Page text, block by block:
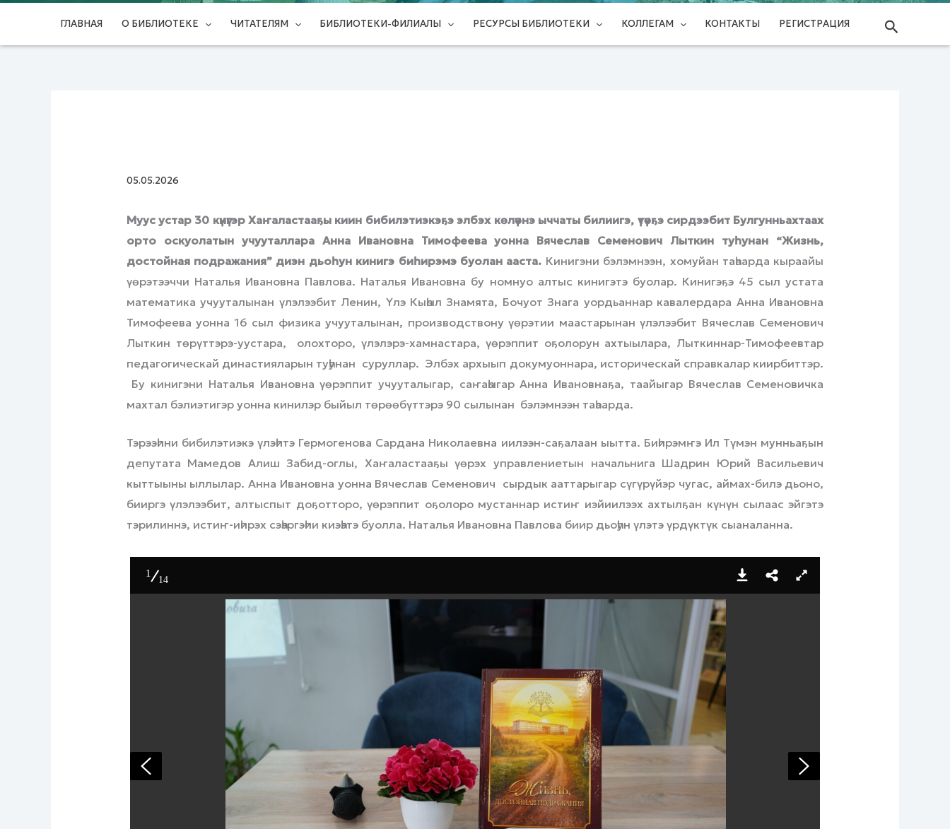
ГЛАВНАЯ О БИБЛИОТЕКЕ ЧИТАТЕЛЯМ БИБЛИОТЕКИ-ФИЛИАЛЫ РЕСУРСЫ БИБЛИОТЕКИ КОЛЛЕГАМ КОНТАКТЫ РЕГИСТРАЦИЯ Поиск
05.05.2026
Муус устар 30 күнүгэр Хаҥаластааҕы киин бибилэтиэкэҕэ элбэх көлүөнэ ыччаты билиигэ, үтүөҕэ сирдээбит Булгунньахтаах
орто оскуолатын учууталлара Анна Ивановна Тимофеева уонна Вячеслав Семенович Лыткин туһунан “Жизнь,
достойная подражания” диэн дьоһун кинигэ биһирэмэ буолан ааста. Кинигэни бэлэмнээн, хомуйан таһаарда кыраайы
үөрэтээччи Наталья Ивановна Павлова. Наталья Ивановна бу номнуо алтыс кинигэтэ буолар. Кинигэҕэ 45 сыл устата
математика учууталынан үлэлээбит Ленин, Үлэ Кыһыл Знамята, Бочуот Знага уордьаннар кавалердара Анна Ивановна
Тимофеева уонна 16 сыл физика учууталынан, производствону үөрэтии маастарынан үлэлээбит Вячеслав Семенович
Лыткин төрүттэрэ-уустара, олохторо, үлэлэрэ-хамнастара, үөрэппит оҕолорун ахтыылара, Лыткиннар-Тимофеевтар
педагогическай династияларын туһунан суруллар. Элбэх архыып докумуоннара, историческай справкалар киирбиттэр.
Бу кинигэни Наталья Ивановна үөрэппит учууталыгар, саҥаһыгар Анна Ивановнаҕа, таайыгар Вячеслав Семеновичка
махтал бэлиэтигэр уонна кинилэр быйыл төрөөбүттэрэ 90 сылынан бэлэмнээн таһаарда.
Тэрээһини бибилэтиэкэ үлэһитэ Гермогенова Сардана Николаевна иилээн-саҕалаан ыытта. Биһирэмҥэ Ил Түмэн мунньаҕын
депутата Мамедов Алиш Забид-оглы, Хаҥаластааҕы үөрэх управлениетын начальнига Шадрин Юрий Васильевич
кыттыыны ыллылар. Анна Ивановна уонна Вячеслав Семенович сырдык ааттарыгар сүгүрүйэр чугас, аймах-билэ дьоно,
бииргэ үлэлээбит, алтыспыт доҕотторо, үөрэппит оҕолоро мустаннар истиҥ иэйиилээх ахтылҕан күнүн сылаас эйгэтэ
тэрилиннэ, истиҥ-иһирэх сэһэргэһии киэһэтэ буолла. Наталья Ивановна Павлова биир дьоһун үлэтэ үрдүктүк сыаналанна.
1
14